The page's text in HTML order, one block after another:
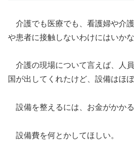
介護でも医療でも、看護婦や介
や患者に接触しないわけにはいかな
介護の現場について言えば、人
国が出してくれたけど、設備はほぼ
設備を整えるには、お金がかかる
設備費を何とかしてほしい。